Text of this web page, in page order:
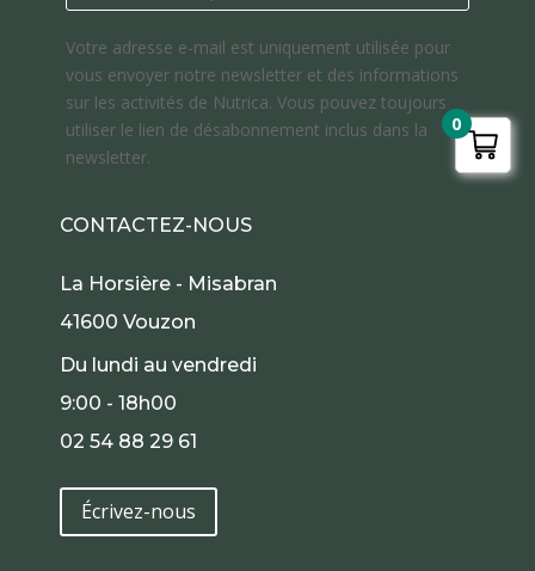
Votre adresse e-mail est uniquement utilisée pour
vous envoyer notre newsletter et des informations
sur les activités de Nutrica. Vous pouvez toujours
utiliser le lien de désabonnement inclus dans la
newsletter.
CONTACTEZ-NOUS
La Horsière - Misabran
41600 Vouzon
Du lundi au vendredi
9:00 - 18h00
02 54 88 29 61
Écrivez-nous
0